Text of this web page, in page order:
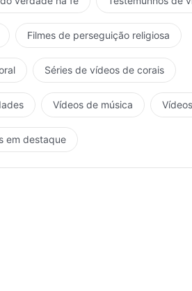
Filmes de perseguição religiosa
Séries de vídeos de corais
Vídeos de música
em destaque